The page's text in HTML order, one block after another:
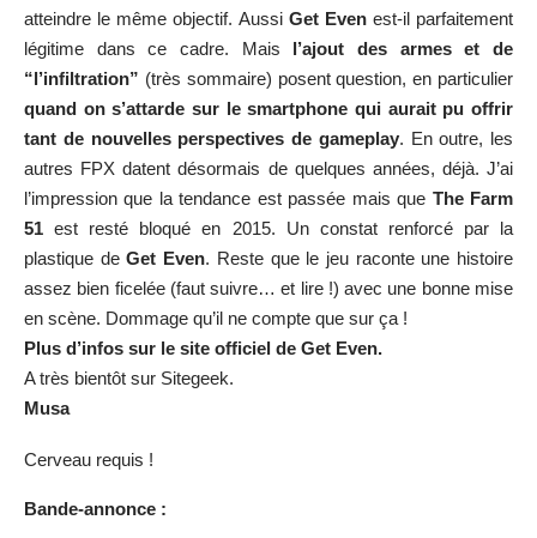
atteindre le même objectif. Aussi Get Evenest-il parfaitement
légitime dans ce cadre. Mais l’ajout des armes et de
“l’infiltration” (très sommaire) posent question, en particulier
quand on s’attarde sur le smartphone qui aurait pu offrir
tant de nouvelles perspectives de gameplay. En outre, les
autres FPX datent désormais de quelques années, déjà. J’ai
l’impression que la tendance est passée mais que The Farm
51 est resté bloqué en 2015. Un constat renforcé par la
plastique deGet Even. Reste que le jeu raconte une histoire
assez bien ficelée (faut suivre… et lire !) avec une bonne mise
en scène. Dommage qu’il ne compte que sur ça !
Plus d’infos sur le site officiel de Get Even.
A très bientôt sur Sitegeek.
Musa
Cerveau requis !
Bande-annonce :